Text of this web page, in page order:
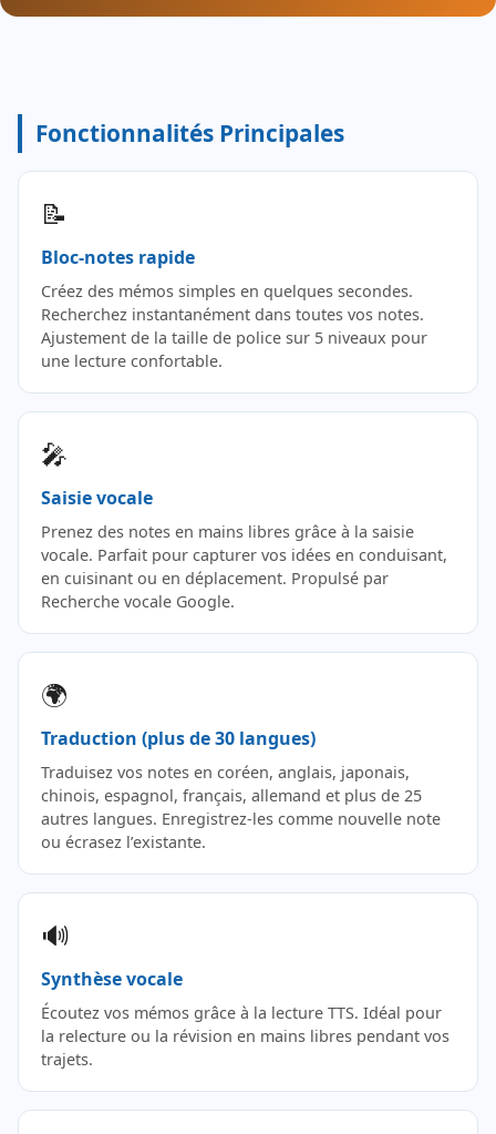
Fonctionnalités Principales
📝
Bloc-notes rapide
Créez des mémos simples en quelques secondes.
Recherchez instantanément dans toutes vos notes.
Ajustement de la taille de police sur 5 niveaux pour
une lecture confortable.
🎤
Saisie vocale
Prenez des notes en mains libres grâce à la saisie
vocale. Parfait pour capturer vos idées en conduisant,
en cuisinant ou en déplacement. Propulsé par
Recherche vocale Google.
🌍
Traduction (plus de 30 langues)
Traduisez vos notes en coréen, anglais, japonais,
chinois, espagnol, français, allemand et plus de 25
autres langues. Enregistrez-les comme nouvelle note
ou écrasez l’existante.
🔊
Synthèse vocale
Écoutez vos mémos grâce à la lecture TTS. Idéal pour
la relecture ou la révision en mains libres pendant vos
trajets.